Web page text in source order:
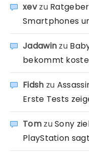
xevzu
Smartphones
Jadawin zu
bekommt
Fidsh zu
Erste Tests
TomzuSony
PlayStation